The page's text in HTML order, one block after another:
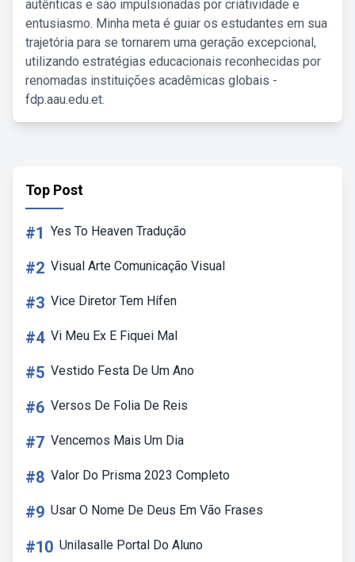
autênticas e são impulsionadas por criatividade e
entusiasmo. Minha meta é guiar os estudantes em sua
trajetória para se tornarem uma geração excepcional,
utilizando estratégias educacionais reconhecidas por
renomadas instituições acadêmicas globais -
fdp.aau.edu.et.
Top Post
#1 Yes To Heaven Tradução
#2 Visual Arte Comunicação Visual
#3 Vice Diretor Tem Hífen
#4 Vi Meu Ex E Fiquei Mal
#5 Vestido Festa De Um Ano
#6 Versos De Folia De Reis
#7 Vencemos Mais Um Dia
#8 Valor Do Prisma 2023 Completo
#9 Usar O Nome De Deus Em Vão Frases
#10 Unilasalle Portal Do Aluno